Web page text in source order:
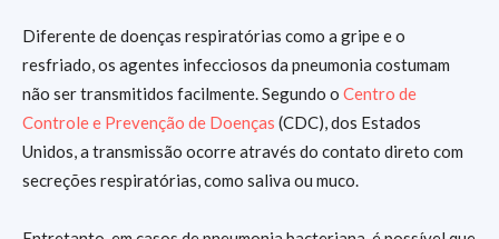
Diferente de doenças respiratórias como a gripe e o
resfriado, os agentes infecciosos da pneumonia costumam
não ser transmitidos facilmente. Segundo o Centro de
Controle e Prevenção de Doenças (CDC), dos Estados
Unidos, a transmissão ocorre através do contato direto com
secreções respiratórias, como saliva ou muco.